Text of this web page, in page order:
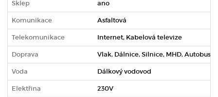
Sklep ano
Komunikace Asfaltová
Telekomunikace Internet, Kabelová televize
Doprava Vlak, Dálnice, Silnice, MHD, Autobus
Voda Dálkový vodovod
Elektřina 230V